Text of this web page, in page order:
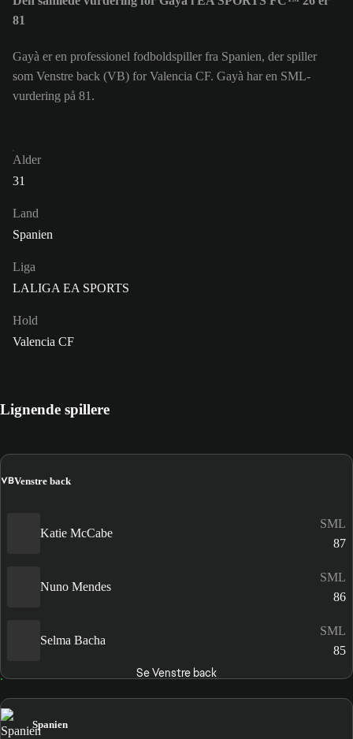
81
Gayà er en professionel fodboldspiller fra Spanien, der spiller
som Venstre back (VB) for Valencia CF. Gayà har en SML-
vurdering på 81.
Alder
31
Land
Spanien
Liga
LALIGA EA SPORTS
Hold
Valencia CF
Lignende spillere
VBVenstre back
Katie McCabe
SML
87
Nuno Mendes
SML
86
Selma Bacha
SML
85
Se Venstre back
Spanien